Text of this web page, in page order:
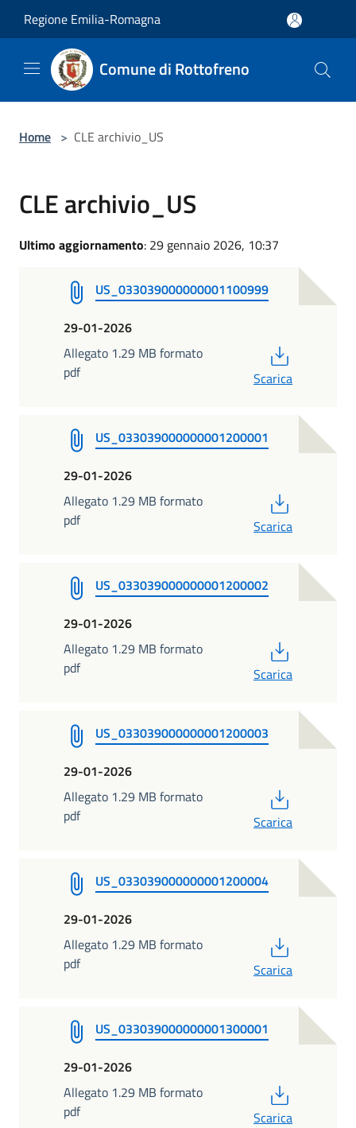
Regione Emilia-Romagna
Comune di Rottofreno
Home > CLE archivio_US
CLE archivio_US
Ultimo aggiornamento: 29 gennaio 2026, 10:37
US_033039000000001100999
29-01-2026
Allegato 1.29 MB formato
pdf
Scarica
US_033039000000001200001
29-01-2026
Allegato 1.29 MB formato
pdf
Scarica
US_033039000000001200002
29-01-2026
Allegato 1.29 MB formato
pdf
Scarica
US_033039000000001200003
29-01-2026
Allegato 1.29 MB formato
pdf
Scarica
US_033039000000001200004
29-01-2026
Allegato 1.29 MB formato
pdf
Scarica
US_033039000000001300001
29-01-2026
Allegato 1.29 MB formato
pdf
Scarica